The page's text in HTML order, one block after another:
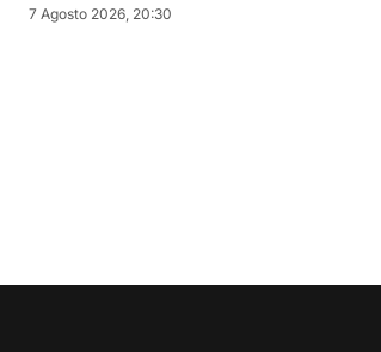
7 Agosto 2026, 20:30